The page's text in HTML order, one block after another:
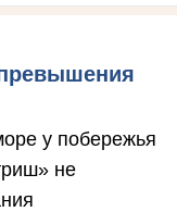
у побережья
не